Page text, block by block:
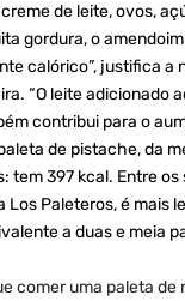
de leite, ovos,
gordura, o
calórico”, justifica a
“O leite adicionado
contribui para o
de pistache, da
tem 397 kcal. Entre os
Los Paleteros, é mais
a duas e meia
comer uma paleta de